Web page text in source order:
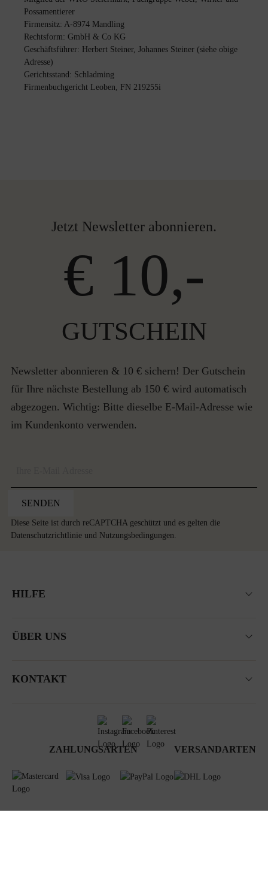
Possamentierer
Firmensitz: A-8974 Mandling
Rechtsform: GmbH & Co KG
Geschäftsführer: Herbert Steiner, Johannes Steiner (siehe obige
Adresse)
Gerichtsstand: Schladming
Firmenbuchgericht Leoben, FN 219255i
Jetzt Newsletter abonnieren.
€ 10,-
GUTSCHEIN
Newsletter abonnieren & 10 € sichern! Der Gutschein
für Ihre nächste Bestellung ab 150 € wird automatisch
abgezogen. Wichtig: Bitte dieselbe E-Mail-Adresse wie
im Kundenkonto verwenden.
SENDEN
Diese Seite ist durch reCAPTCHA geschützt und es gelten die
Datenschutzrichtlinie und Nutzungsbedingungen.
HILFE
ÜBER UNS
KONTAKT
ZAHLUNGSARTEN VERSANDARTEN